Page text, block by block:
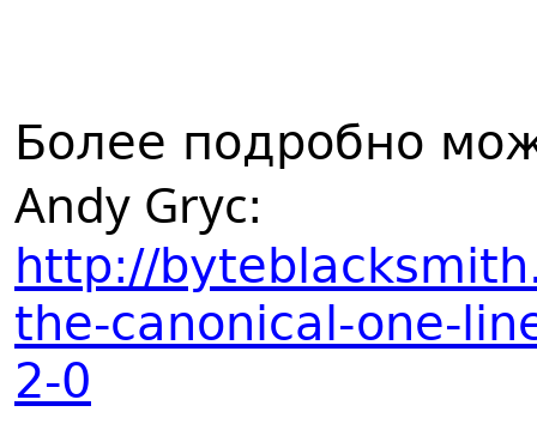
Более подробно
Andy Gryc:
http://
the-canonical-one-
2-0